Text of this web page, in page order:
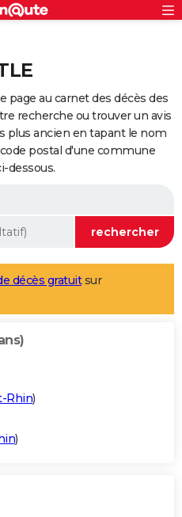
au carnet des décès des
recherche ou trouver un avis
plus ancien en tapant le nom
postal d'une commune
dessous.
décès gratuitsur
Rhin)
)